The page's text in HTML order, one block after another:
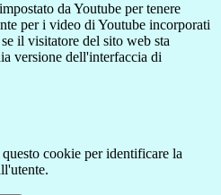
da Youtube per tenere
per i video di Youtube incorporati
il visitatore del sito web sta
versione dell'interfaccia di
cookie per identificare la